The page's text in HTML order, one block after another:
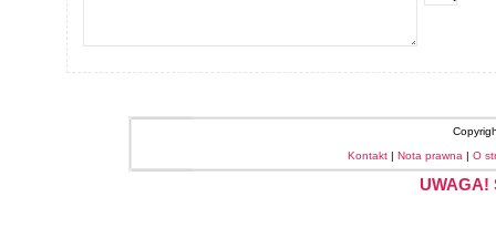
Kontakt | Nota prawna | O
UWAGA!